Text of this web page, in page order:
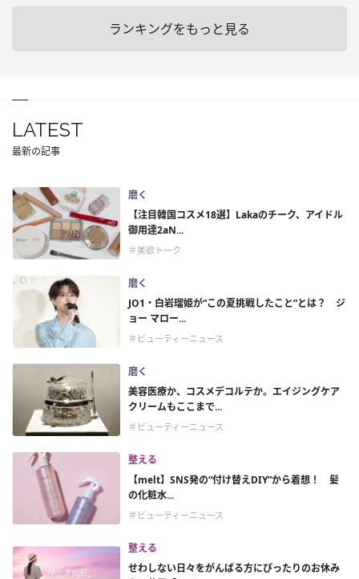
ランキングをもっと見る
LATEST
最新の記事
磨く
【注目韓国コスメ18選】Lakaのチーク、アイドル
御用達2aN...
＃美欲トーク
磨く
JO1・白岩瑠姫が“この夏挑戦したこと”とは？ ジ
ョー マロー...
＃ビューティーニュース
磨く
美容医療か、コスメデコルテか。エイジングケア
クリームもここまで...
＃ビューティーニュース
整える
【melt】SNS発の“付け替えDIY”から着想！ 髪
の化粧水...
＃ビューティーニュース
整える
せわしない日々をがんばる方にぴったりのお休み